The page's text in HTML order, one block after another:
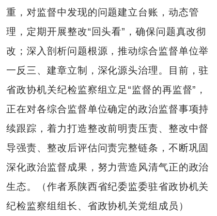
重，对监督中发现的问题建立台账，动态管
理，定期开展整改“回头看”，确保问题真改彻
改；深入剖析问题根源，推动综合监督单位举
一反三、建章立制，深化源头治理。目前，驻
省政协机关纪检监察组立足“监督的再监督”，
正在对各综合监督单位确定的政治监督事项持
续跟踪，着力打造整改前明责压责、整改中督
导强责、整改后评估问责完整链条，不断巩固
深化政治监督成果，努力营造风清气正的政治
生态。（作者系陕西省纪委监委驻省政协机关
纪检监察组组长、省政协机关党组成员）